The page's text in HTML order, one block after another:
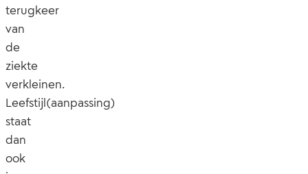
terugkeer
van
de
ziekte
verkleinen.
Leefstijl(aanpassing)
staat
dan
ook